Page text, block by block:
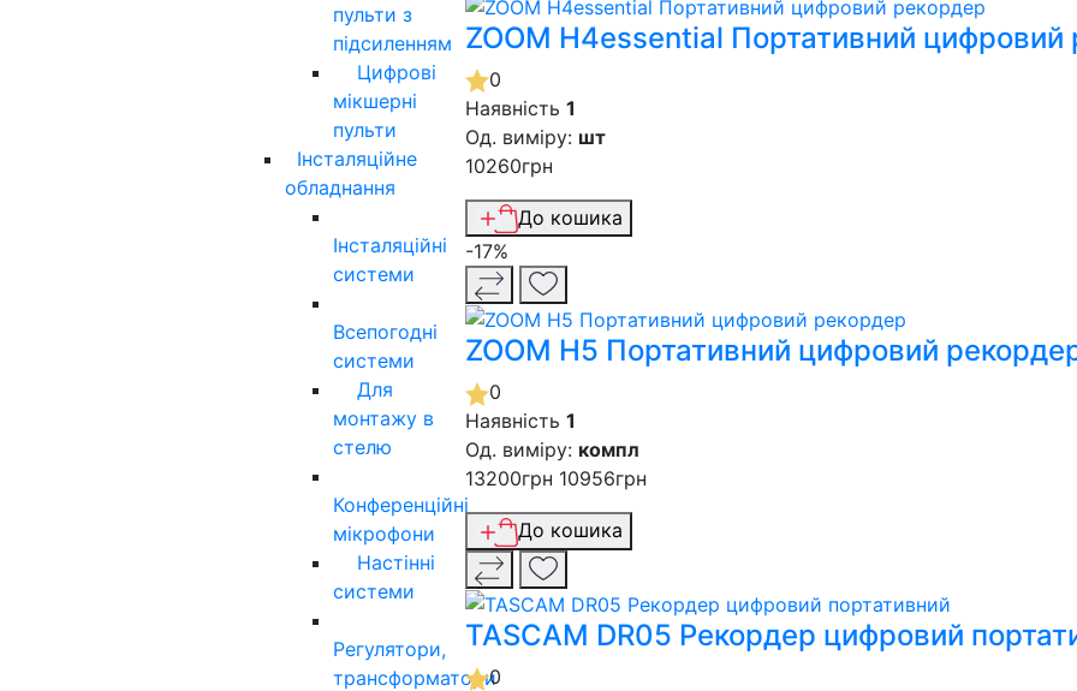
пульти з
підсиленням
Цифрові
мікшерні
пульти
Інсталяційне
обладнання
Інсталяційні
системи
Всепогодні
системи
Для
монтажу в
стелю
Конференційні
мікрофони
Настінні
системи
Регулятори,
трансформатори
ZOOM H4essential Портативний цифровий
0
Наявність 1
Од. виміру: шт
10260грн
До кошика
-17%
ZOOM H5 Портативний цифровий
0
Наявність 1
Од. виміру: компл
13200грн 10956грн
До кошика
TASCAM DR05 Рекордер цифровий
0